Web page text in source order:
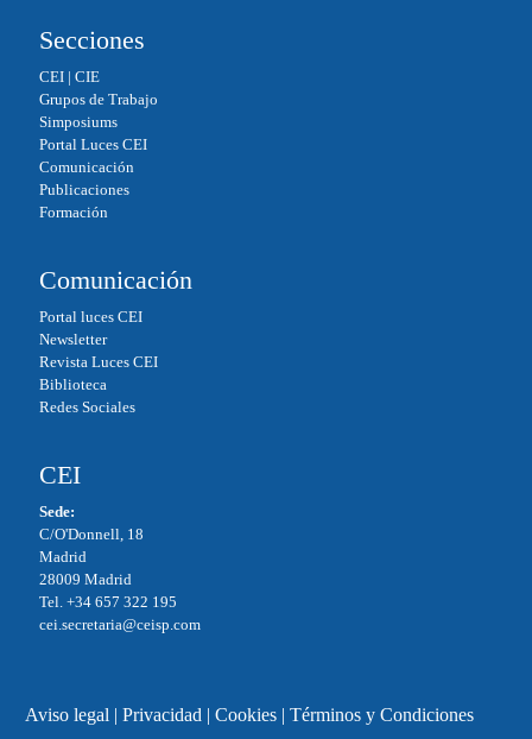
Secciones
CEI| CIE
Grupos de Trabajo
Simposiums
Portal Luces CEI
Comunicación
Publicaciones
Formación
Comunicación
Portal luces CEI
Newsletter
Revista Luces CEI
Biblioteca
Redes Sociales
CEI
Sede:
C/O'Donnell, 18
Madrid
28009 Madrid
Tel. +34 657 322 195
cei.secretaria@ceisp.com
Aviso legal | Privacidad | Cookies| Términos y Condiciones